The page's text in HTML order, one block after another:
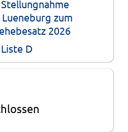
zum
2026
D